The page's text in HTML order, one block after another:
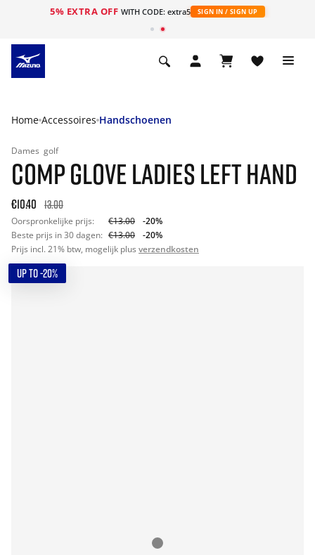
5% EXTRA OFF WITH CODE: extra5 SIGN IN / SIGN UP
Home Accessoires Handschoenen
Dames golf
COMP GLOVE LADIES LEFT HAND
€10.40 13.00
Oorspronkelijke prijs: €13.00
-20%
Beste prijs in 30 dagen: €13.00
-20%
Prijs incl. 21% btw, mogelijk plus verzendkosten
UP TO -20%